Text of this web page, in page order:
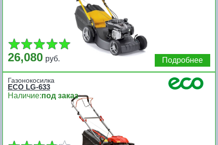
26,080 руб. Подробнее
Газонокосилка
ECO LG-633
Наличие:под заказ